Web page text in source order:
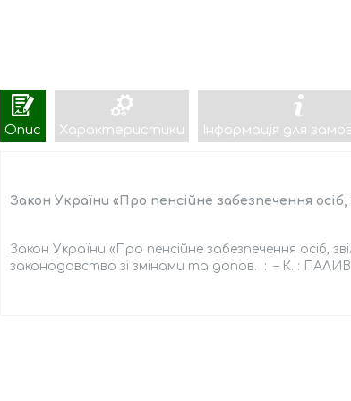
Опис Характеристики Інформація для
Закон України «Про пенсійне забезпечення
Закон України «Про пенсійне забезпечення осіб,
законодавство зі змінами та допов. : – К. :